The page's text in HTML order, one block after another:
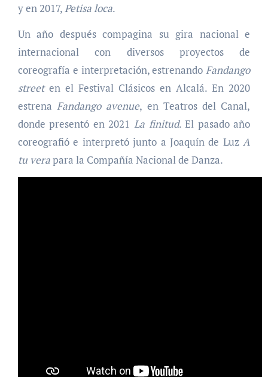
y en 2017, Petisa loca.
Un año después compagina su gira nacional e
internacional con diversos proyectos de
coreografía e interpretación, estrenando Fandango
streeten el Festival Clásicos en Alcalá. En 2020
estrena Fandango avenue, en Teatros del Canal,
donde presentó en 2021 La finitud. El pasado año
coreografió e interpretó junto a Joaquín de Luz A
tu verapara la Compañía Nacional de Danza.